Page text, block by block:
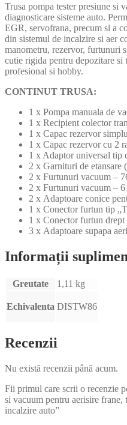
Trusa pompa tester presiune si
diagnosticare sisteme auto.
EGR, servofrana, precum si a
din sistemul de incalzire si aer
manometru, rezervor, furtunuri
cutie rigida pentru depozitare
profesional si hobby.
CONTINUT TRUSA:
1 x Pompa manuala de
1 x Recipient colector
1 x Capac rezervor
1 x Capac rezervor cu 2
1 x Adaptor universal tip
2 x Garnituri de etansare
2 x Furtunuri vacuum –
2 x Furtunuri vacuum –
2 x Adaptoare conice
1 x Conector furtun tip
1 x Conector furtun drept
3 x Adaptoare supapa
Informații
Greutate 1,11 kg
Echivalenta DISTW86
Recenzii
Nu există recenzii până acum.
Fii primul care scrii o recenzie
si vacuum pentru aerisire
incalzire auto”